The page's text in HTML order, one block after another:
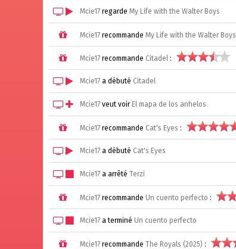
Mcie17 regarde My Life with the Walter Boys
Mcie17 recommande My Life with the Walter Boys
Mcie17 recommande Citadel :
Mcie17 a débuté Citadel
Mcie17 veut voir El mapa de los anhelos
Mcie17 recommande Cat's Eyes :
Mcie17 a débuté Cat's Eyes
Mcie17 a arrêté Terzi
Mcie17 recommande Un cuento perfecto :
Mcie17 a terminé Un cuento perfecto
Mcie17 recommande The Royals (2025) :